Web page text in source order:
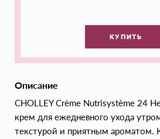
КУПИТЬ
Описание
CHOLLEY Crème Nutrisystème 24
крем для ежедневного ухода
текстурой и приятным ароматом.